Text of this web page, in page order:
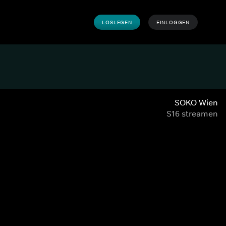
LOSLEGEN EINLOGGEN
SOKO Wien
S16 streamen